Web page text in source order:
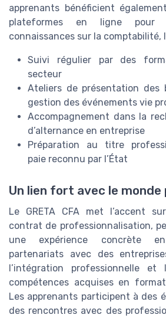
apprenants bénéficient
plateformes en ligne pour
connaissances sur la comptabilité,
Suivi régulier par des
secteur
Ateliers de présentation des
gestion des événements vie
Accompagnement dans la
d’alternance en entreprise
Préparation au titre
paie reconnu par l’État
Un lien fort avec le monde
Le GRETA CFA met l’accent
contrat de professionnalisation,
une expérience concrète
partenariats avec des
l’intégration professionnelle et
compétences acquises en
Les apprenants participent à des
des rencontres avec des